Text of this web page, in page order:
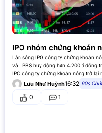
IPO nhóm chứng khoán
Làn sóng IPO công ty chứng khoán
và LPBS huy động hơn 4.200 tỉ đồng
IPO công ty chứng khoán nóng trở
Lưu Như Huỳnh16:32 60s
0 1